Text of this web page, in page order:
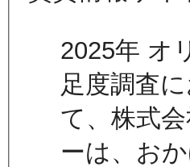
2025年 オ
足度調査
て、株式
ーは、お